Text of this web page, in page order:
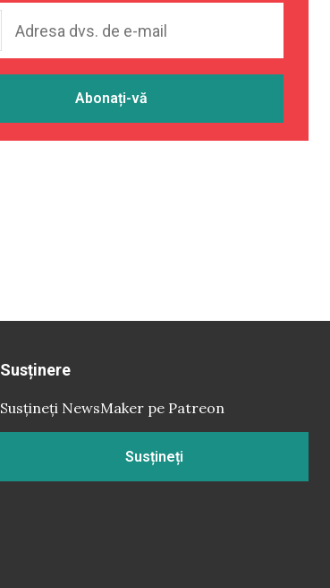
Susținere
Susțineți NewsMaker pe Patreon
Susțineți